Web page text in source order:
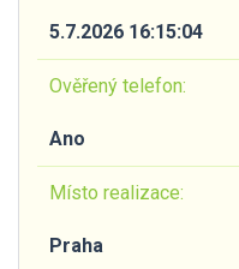
5.7.2026 16:15:04
Ověřený telefon:
Ano
Místo realizace:
Praha